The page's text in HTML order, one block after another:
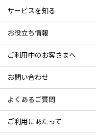
サービスを知る
お役立ち情報
ご利用中のお客さまへ
お問い合わせ
よくあるご質問
ご利用にあたって